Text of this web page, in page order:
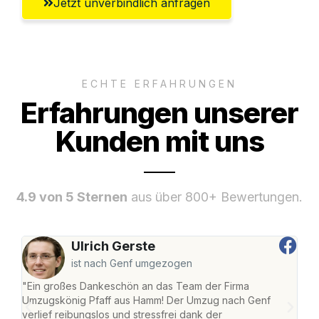
ECHTE ERFAHRUNGEN
Erfahrungen unserer
Kunden mit uns
4.9 von 5 Sternen aus über 800+ Bewertungen.
Ulrich Gerste
ist nach Genf umgezogen
"Ein großes Dankeschön an das Team der Firma
Umzugskönig Pfaff aus Hamm! Der Umzug nach Genf
verlief reibungslos und stressfrei dank der